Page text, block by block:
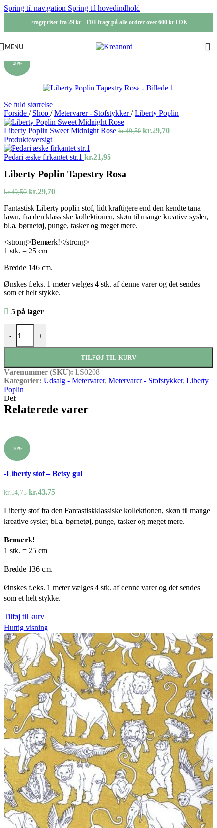
Spring til navigation Spring til hovedindhold
Fragtpriser fra 29 kr - FRI fragt på alle ordrer over 600 kr i DK
MENU
-40%
Se fuld størrelse
Forside / Shop / Metervarer - Stofstykker/ Liberty Poplin
Liberty Poplin Sweet Midnight Rose kr.49,50 Den
kr.29,70Den
Produktoversigt
Pedari æske firkantet str.1 kr.21,95
Liberty Poplin Tapestry Rosa
kr.49,50 Den
pris
var:
kr.49,50.
kr.29,70Den
pris
er:
kr.29,70.
Fantastisk Liberty poplin stof, lidt kraftigere end den kendte tana
lawn, fra den klassiske kollektionen, skøn til mange kreative sysler,
bl.a. børnetøj, punge, tasker og meget mere.
<strong>Bemærk!</strong>
1 stk. = 25 cm
Bredde 146 cm.
Ønskes f.eks. 1 meter vælges 4 stk. af denne varer og det sendes
som et helt stykke.
5 på lager
-
Liberty Poplin Tapestry Rosa antal
+
TILFØJ TIL KURV
Varenummer (SKU): LS0208
Kategorier: Udsalg - Metervarer, Metervarer - Stofstykker, Liberty
Poplin
Del:
Relaterede varer
-20%
-Liberty stof – Betsy gul
kr.54,75 Den
pris
var:
kr.43,75Den
pris
er:
Liberty stof fra den Fantastiskklassiske kollektionen, skøn til mange
kreative sysler, bl.a. børnetøj, punge, tasker og meget mere.
Bemærk!
1 stk. = 25 cm
Bredde 136 cm.
Ønskes f.eks. 1 meter vælges 4 stk. af denne varer og det sendes
som et helt stykke.
Tilføj til kurv
Hurtig visning